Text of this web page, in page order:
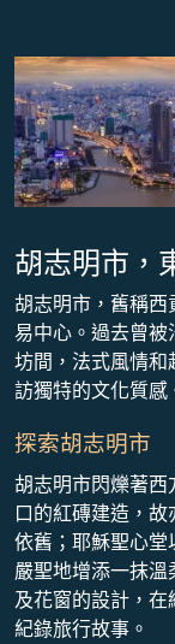
胡志明市，
胡志明市，舊稱
易中心。過去曾
坊間，法式風情
訪獨特的文化質感
探索胡志明市
胡志明市閃爍著
口的紅磚建造，
依舊；耶穌聖心
嚴聖地增添一抹
及花窗的設計，在
紀錄旅行故事。